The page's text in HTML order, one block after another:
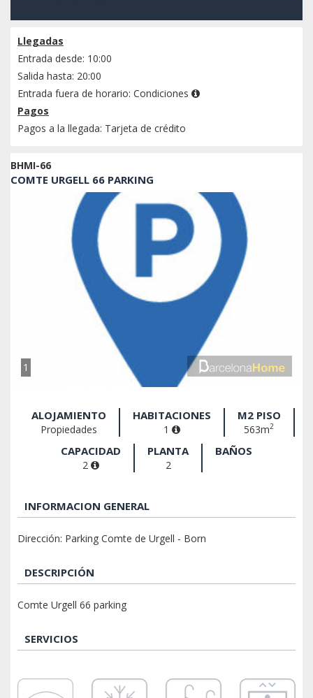
Llegadas
Entrada desde: 10:00
Salida hasta: 20:00
Entrada fuera de horario: Condiciones
Pagos
Pagos a la llegada: Tarjeta de crédito
BHMI-66
COMTE URGELL 66 PARKING
1
ALOJAMIENTO
Propiedades
HABITACIONES
1
M2 PISO
563m2
CAPACIDAD
2
PLANTA
2
BAÑOS
INFORMACION GENERAL
Dirección: Parking Comte de Urgell - Born
DESCRIPCIÓN
Comte Urgell 66 parking
SERVICIOS